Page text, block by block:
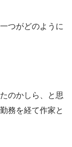
つがどのように
のかしら、と思
務を経て作家と